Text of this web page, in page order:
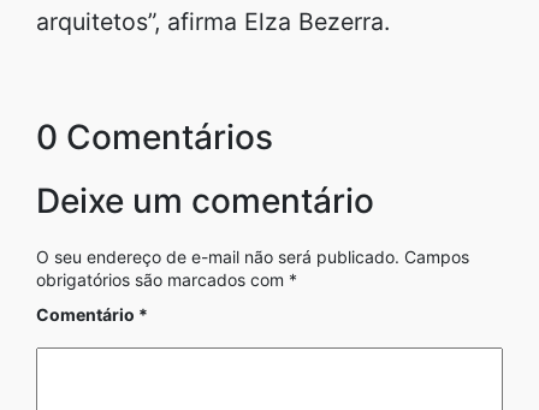
arquitetos”, afirma Elza Bezerra.
0 Comentários
Deixe um comentário
O seu endereço de e-mail não será publicado. Campos
obrigatórios são marcados com *
Comentário *